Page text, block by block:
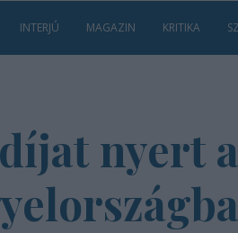
INTERJÚ MAGAZIN KRITIKA
nyert